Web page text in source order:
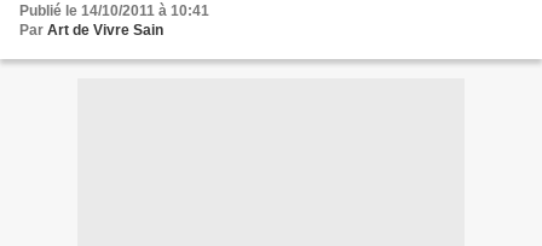
Publié le 14/10/2011 à 10:41
Par Art de Vivre Sain